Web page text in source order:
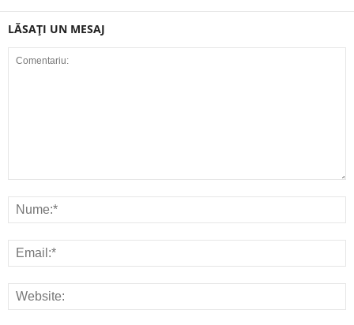
LĂSAȚI UN MESAJ